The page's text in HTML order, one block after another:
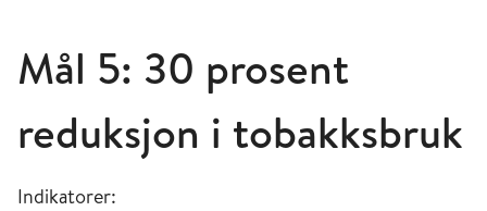
Mål 5: 30 prosent
reduksjon i tobakksbruk
Indikatorer: